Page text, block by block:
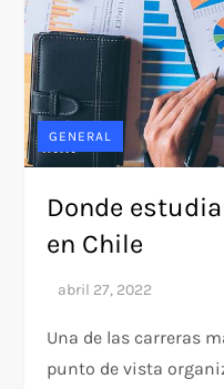
GENERAL
Donde
en Chile
Una de las carreras
punto de vista